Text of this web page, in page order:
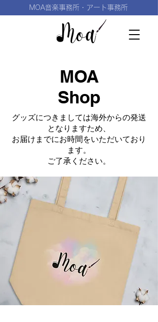
MOA音楽事務所・アート事務所
MOA
Shop
グッズにつきましては海外からの発送
となりますため、
お届けまでにお時間をいただいており
ます。
​ご了承ください。